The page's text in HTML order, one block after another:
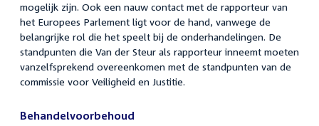
mogelijk zijn. Ook een nauw contact met de rapporteur van
het Europees Parlement ligt voor de hand, vanwege de
belangrijke rol die het speelt bij de onderhandelingen. De
standpunten die Van der Steur als rapporteur inneemt moeten
vanzelfsprekend overeenkomen met de standpunten van de
commissie voor Veiligheid en Justitie.
Behandelvoorbehoud